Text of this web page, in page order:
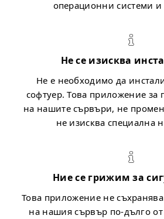
операционни системи и
Не се изисква
Не е необходимо да
софтуер. Това приложение за
на нашите сървъри, не
не изисква специална
Ние се грижим за
Това приложение не
на нашия сървър по-дълго